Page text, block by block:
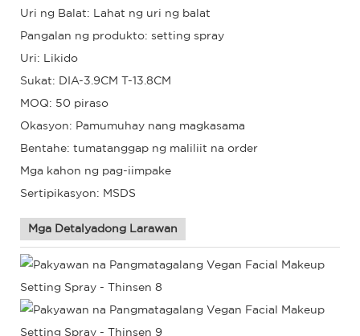
Uri ng Balat: Lahat ng uri ng balat
Pangalan ng produkto: setting spray
Uri: Likido
Sukat: DIA-3.9CM T-13.8CM
MOQ: 50 piraso
Okasyon: Pamumuhay nang magkasama
Bentahe: tumatanggap ng maliliit na order
Mga kahon ng pag-iimpake
Sertipikasyon: MSDS
Mga Detalyadong Larawan